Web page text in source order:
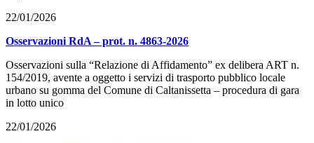
22/01/2026
Osservazioni RdA – prot. n. 4863-2026
Osservazioni sulla “Relazione di Affidamento” ex delibera ART n.
154/2019, avente a oggetto i servizi di trasporto pubblico locale
urbano su gomma del Comune di Caltanissetta – procedura di gara
in lotto unico
22/01/2026